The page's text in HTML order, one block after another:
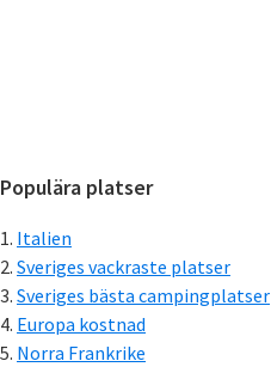
Primärt
sidofält
Populära platser
Italien
Sveriges vackraste platser
Sveriges bästa campingplatser
Europa kostnad
Norra Frankrike